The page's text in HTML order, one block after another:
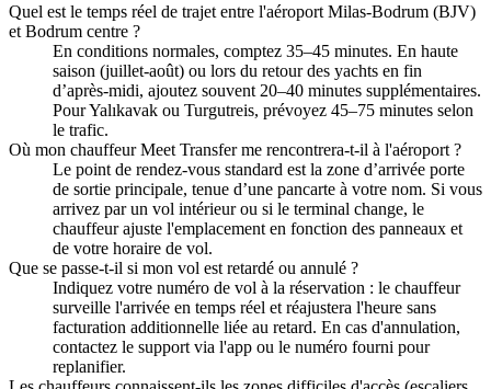
Quel est le temps réel de trajet entre l'aéroport Milas‑Bodrum (BJV)
et Bodrum centre ?
En conditions normales, comptez 35–45 minutes. En haute
saison (juillet‑août) ou lors du retour des yachts en fin
d’après‑midi, ajoutez souvent 20–40 minutes supplémentaires.
Pour Yalıkavak ou Turgutreis, prévoyez 45–75 minutes selon
le trafic.
Où mon chauffeur Meet Transfer me rencontrera-t‑il à l'aéroport ?
Le point de rendez‑vous standard est la zone d’arrivée porte
de sortie principale, tenue d’une pancarte à votre nom. Si vous
arrivez par un vol intérieur ou si le terminal change, le
chauffeur ajuste l'emplacement en fonction des panneaux et
de votre horaire de vol.
Que se passe‑t‑il si mon vol est retardé ou annulé ?
Indiquez votre numéro de vol à la réservation : le chauffeur
surveille l'arrivée en temps réel et réajustera l'heure sans
facturation additionnelle liée au retard. En cas d'annulation,
contactez le support via l'app ou le numéro fourni pour
replanifier.